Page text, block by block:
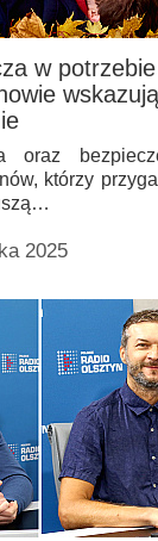
w potrzebie
oraz
którzy
2025